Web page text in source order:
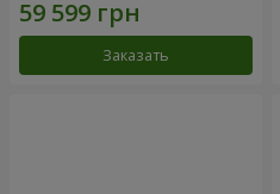
Заказать